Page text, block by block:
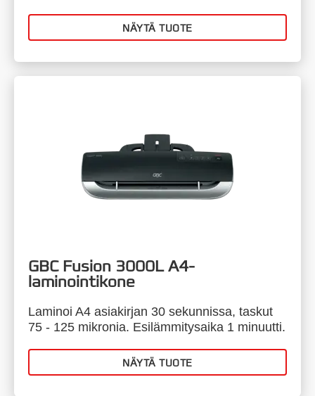
NÄYTÄ TUOTE
GBC Fusion 3000L A4-
laminointikone
Laminoi A4 asiakirjan 30 sekunnissa, taskut
75 - 125 mikronia. Esilämmitysaika 1 minuutti.
NÄYTÄ TUOTE